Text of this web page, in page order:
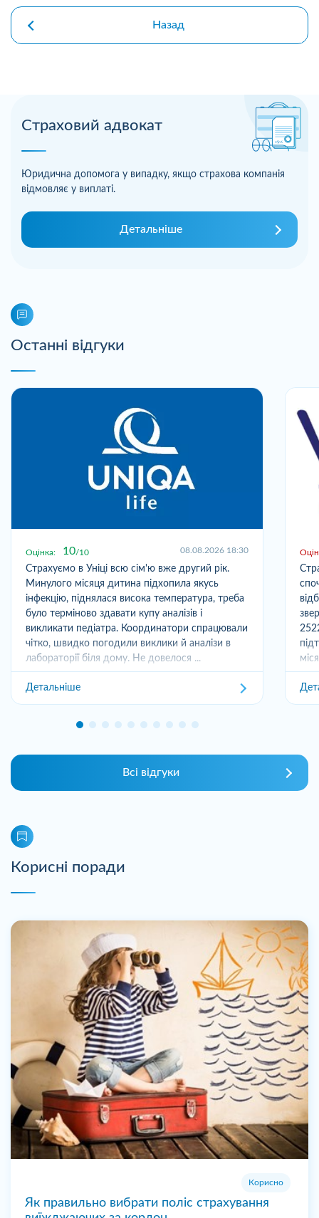
Страховий адвокат
Юридична допомога у випадку, якщо страхова компанія
відмовляє у виплаті.
Детальніше
Останні відгуки
Оцінка: 10 10 08.08.2026 18:30
Страхуємо в Уніці всю сім'ю вже другий рік.
Минулого місяця дитина підхопила якусь
інфекцію, піднялася висока температура, треба
було терміново здавати купу аналізів і
викликати педіатра. Координатори спрацювали
чітко, швидко погодили виклики й аналізи в
лабораторії біля дому. Не довелося ...
Детальніше
Всі відгуки
Корисні поради
Корисно
Як правильно вибрати поліс страхування
Назад